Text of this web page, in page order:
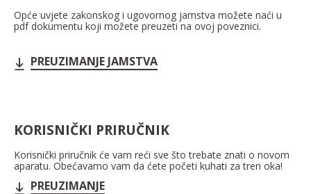
Opće uvjete zakonskog i ugovornog jamstva možete naći u
pdf dokumentu koji možete preuzeti na ovoj poveznici.
PREUZIMANJE JAMSTVA
KORISNIČKI PRIRUČNIK
Korisnički priručnik će vam reći sve što trebate znati o novom
aparatu. Obećavamo vam da ćete početi kuhati za tren oka!
PREUZIMANJE